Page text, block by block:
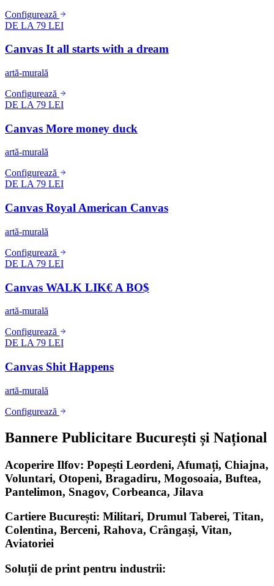
Configurează
DE LA 79 LEI
Canvas It all starts with a dream
artă-murală
Configurează
DE LA 79 LEI
Canvas More money duck
artă-murală
Configurează
DE LA 79 LEI
Canvas Royal American Canvas
artă-murală
Configurează
DE LA 79 LEI
Canvas WALK LIK€ A BO$
artă-murală
Configurează
DE LA 79 LEI
Canvas Shit Happens
artă-murală
Configurează
Bannere Publicitare București și Național
Acoperire Ilfov: Popești Leordeni, Afumați, Chiajna,
Voluntari, Otopeni, Bragadiru, Mogosoaia, Buftea,
Pantelimon, Snagov, Corbeanca, Jilava
Cartiere București: Militari, Drumul Taberei, Titan,
Colentina, Berceni, Rahova, Crângași, Vitan,
Aviatoriei
Soluții de print pentru industrii: